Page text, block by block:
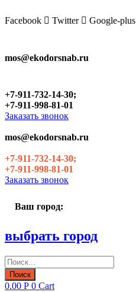
to
Facebook Twitter Google-plus
mos@ekodorsnab.ru
+7-911-732-14-30;
+7-911-998-81-01
Заказать звонок
mos@ekodorsnab.ru
+7-911-732-14-30;
+7-911-998-81-01
Заказать звонок
Ваш город:
выбрать город
Поиск
товаров
Поиск
0.00 Р 0 Cart